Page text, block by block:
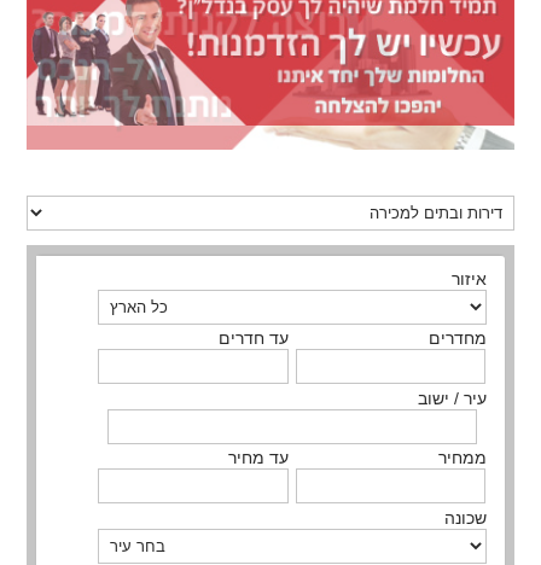
איזור
מחדרים עד חדרים
עיר / ישוב
ממחיר עד מחיר
שכונה